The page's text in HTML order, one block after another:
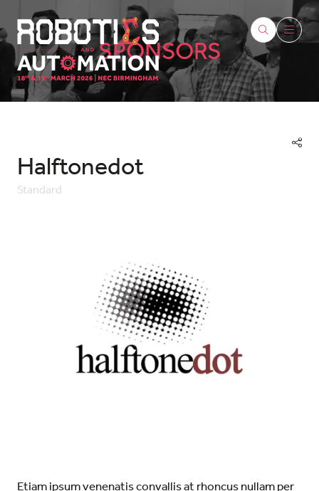
SPONSORS
Halftonedot
Standard
Etiam ipsum venenatis convallis at rhoncus nullam per